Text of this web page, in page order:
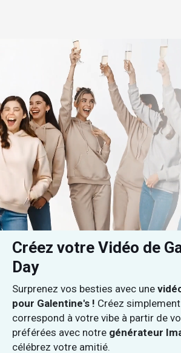
Créez votre Vidéo de
Day
Surprenez vos besties avec une
pour Galentine's ! Créez
correspond à votre vibe à partir de
préférées avec notre générateur
célébrez votre amitié.